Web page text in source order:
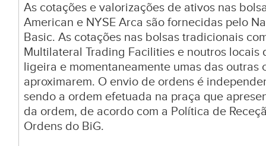
As cotações e valorizações de ativos nas
American e NYSE Arca são fornecidas pelo
Basic. As cotações nas bolsas tradicionais
Multilateral Trading Facilities e noutros
ligeira e momentaneamente umas das outras
aproximarem. O envio de ordens é
sendo a ordem efetuada na praça que
da ordem, de acordo com a Política de
Ordens do BiG.